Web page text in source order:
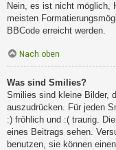
Nein, es ist nicht möglich,
meisten
BBCode erreicht werden.
Nach oben
Was sind Smilies?
Smilies sind kleine Bilder,
auszudrücken. Für jeden
:) fröhlich und :( traurig.
eines Beitrags sehen.
benutzen, sie können